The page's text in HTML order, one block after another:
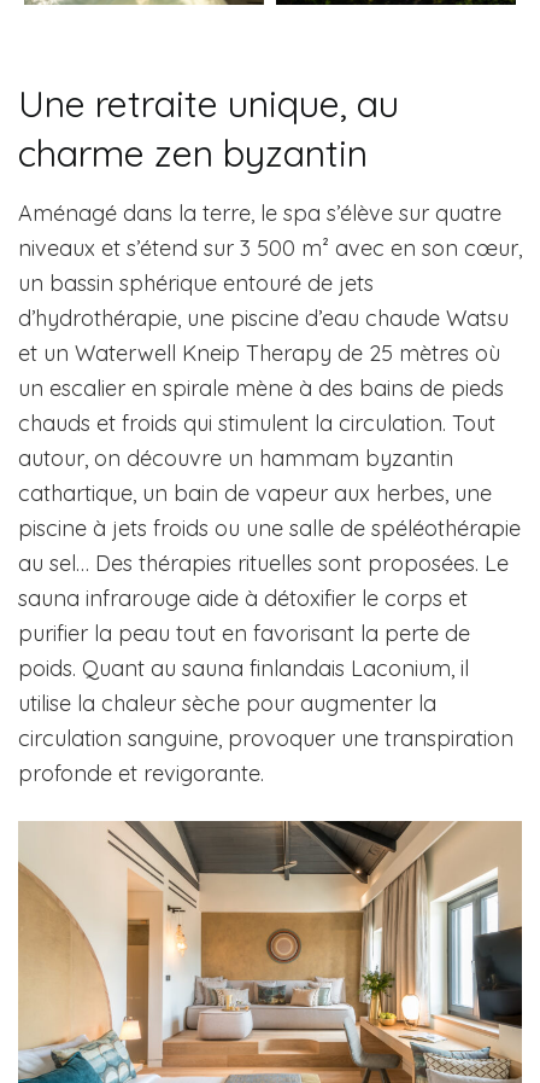
Une retraite unique, au
charme zen byzantin
Aménagé dans la terre, le spa s’élève sur quatre
niveaux et s’étend sur 3 500 m² avec en son cœur,
un bassin sphérique entouré de jets
d’hydrothérapie, une piscine d’eau chaude Watsu
et un Waterwell Kneip Therapy de 25 mètres où
un escalier en spirale mène à des bains de pieds
chauds et froids qui stimulent la circulation. Tout
autour, on découvre un hammam byzantin
cathartique, un bain de vapeur aux herbes, une
piscine à jets froids ou une salle de spéléothérapie
au sel… Des thérapies rituelles sont proposées. Le
sauna infrarouge aide à détoxifier le corps et
purifier la peau tout en favorisant la perte de
poids. Quant au sauna finlandais Laconium, il
utilise la chaleur sèche pour augmenter la
circulation sanguine, provoquer une transpiration
profonde et revigorante.